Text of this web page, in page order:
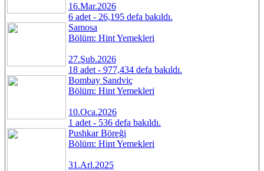
16.Mar.2026
6 adet - 26,195 defa bakıldı.
Samosa
Bölüm: Hint Yemekleri
27.Şub.2026
18 adet - 977,434 defa bakıldı.
Bombay Sandviç
Bölüm: Hint Yemekleri
10.Oca.2026
1 adet - 536 defa bakıldı.
Pushkar Böreği
Bölüm: Hint Yemekleri
31.Arl.2025